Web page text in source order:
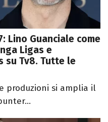
Lino Guanciale come
Ligas e
su Tv8. Tutte le
produzioni si amplia il